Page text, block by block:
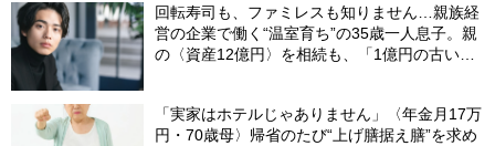
回転寿司も、ファミレスも知りません…親族経
営の企業で働く“温室育ち”の35歳一人息子。親
の〈資産12億円〉を相続も、「1億円の古いビ
「実家はホテルじゃありません」〈年金月17万
円・70歳母〉帰省のたび“上げ膳据え膳”を求め